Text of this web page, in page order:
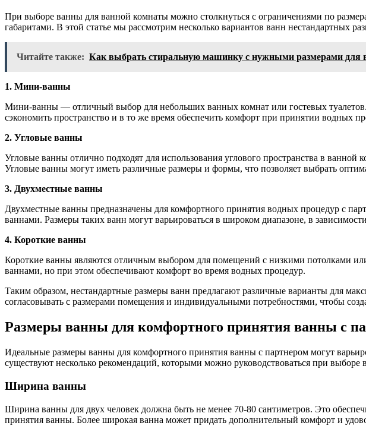
При выборе ванны для ванной комнаты можно столкнуться с ограничениями по
габаритами. В этой статье мы рассмотрим несколько вариантов ванн нестандартных
Читайте также: Как выбрать стиральную машинку с нужными размерами для
1. Мини-ванны
Мини-ванны — отличный выбор для небольших ванных комнат или гостевых
сэкономить пространство и в то же время обеспечить комфорт при принятии водных
2. Угловые ванны
Угловые ванны отлично подходят для использования углового пространства в
Угловые ванны могут иметь различные размеры и формы, что позволяет выбрать
3. Двухместные ванны
Двухместные ванны предназначены для комфортного принятия водных процедур с
ваннами. Размеры таких ванн могут варьироваться в широком диапазоне, в
4. Короткие ванны
Короткие ванны являются отличным выбором для помещений с низкими потолками
ваннами, но при этом обеспечивают комфорт во время водных процедур.
Таким образом, нестандартные размеры ванн предлагают различные варианты для
согласовывать с размерами помещения и индивидуальными потребностями, чтобы
Размеры ванны для комфортного принятия ванны с
Идеальные размеры ванны для комфортного принятия ванны с партнером могут
существуют несколько рекомендаций, которыми можно руководствоваться при выборе
Ширина ванны
Ширина ванны для двух человек должна быть не менее 70-80 сантиметров. Это
принятия ванны. Более широкая ванна может придать дополнительный комфорт и